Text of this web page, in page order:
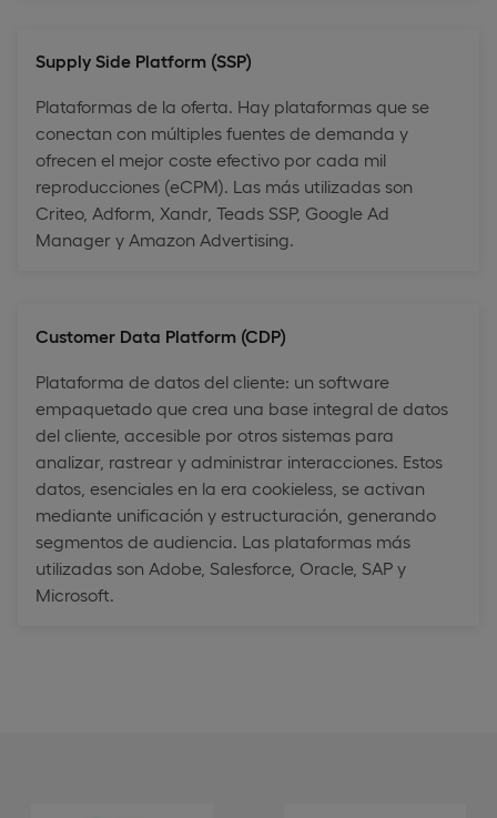
Supply Side Platform (SSP)
Plataformas de la oferta. Hay plataformas que se
conectan con múltiples fuentes de demanda y
ofrecen el mejor coste efectivo por cada mil
reproducciones (eCPM). Las más utilizadas son
Criteo, Adform, Xandr, Teads SSP, Google Ad
Manager y Amazon Advertising.
Customer Data Platform (CDP)
Plataforma de datos del cliente: un software
empaquetado que crea una base integral de datos
del cliente, accesible por otros sistemas para
analizar, rastrear y administrar interacciones. Estos
datos, esenciales en la era cookieless, se activan
mediante unificación y estructuración, generando
segmentos de audiencia. Las plataformas más
utilizadas son Adobe, Salesforce, Oracle, SAP y
Microsoft.